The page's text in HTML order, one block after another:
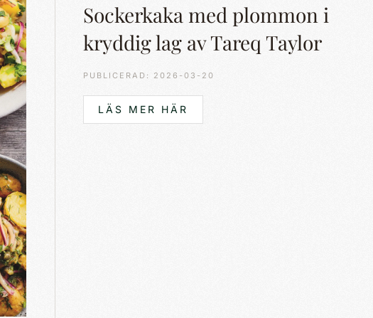
Sockerkaka med plommon i
kryddig lag av Tareq Taylor
PUBLICERAD: 2026-03-20
LÄS MER HÄR